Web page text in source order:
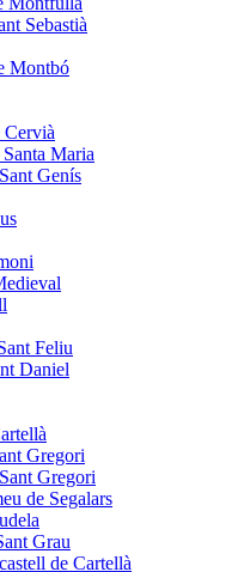
Sebastià
Montbó
Cervià
Maria
Genís
Feliu
Daniel
Gregori
Gregori
de Segalars
Grau
de Cartellà